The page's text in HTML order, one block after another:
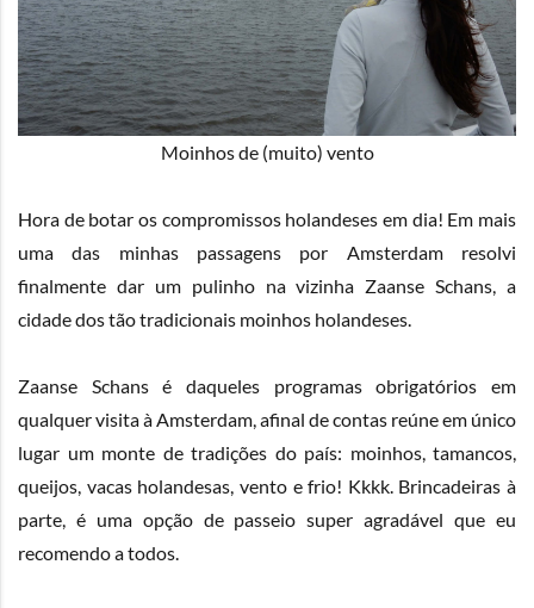
Moinhos de (muito) vento
Hora de botar os compromissos holandeses em dia! Em mais
uma das minhas passagens por Amsterdam resolvi
finalmente dar um pulinho na vizinha Zaanse Schans, a
cidade dos tão tradicionais moinhos holandeses.
Zaanse Schans é daqueles programas obrigatórios em
qualquer visita à Amsterdam, afinal de contas reúne em único
lugar um monte de tradições do país: moinhos, tamancos,
queijos, vacas holandesas, vento e frio! Kkkk. Brincadeiras à
parte, é uma opção de passeio super agradável que eu
recomendo a todos.